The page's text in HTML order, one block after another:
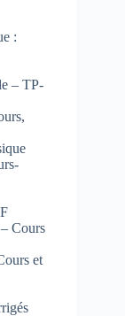
:
– TP-
Cours
et